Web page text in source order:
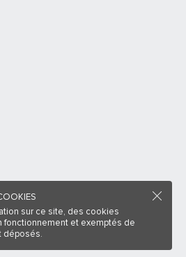
sur ce site, des cookies
fonctionnement et exemptés de
déposés.